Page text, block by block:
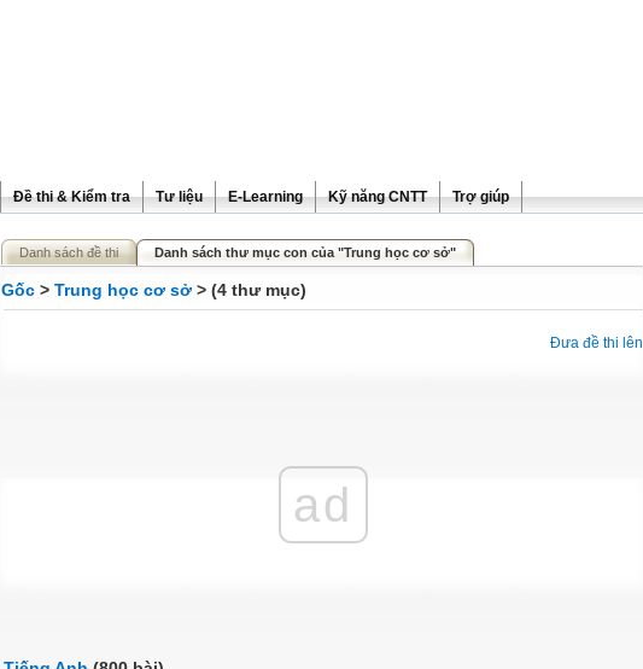
Đề thi & Kiểm tra Tư liệu E-Learning Kỹ năng CNTT Trợ giúp
Danh sách đề thi Danh sách thư mục con của "Trung học cơ sở"
Gốc > Trung học cơ sở > (4 thư mục)
Đưa đề thi lên
ad